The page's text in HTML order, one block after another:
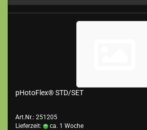
pHotoFlex® STD/SET
Art.Nr.: 251205
Lieferzeit:
ca. 1 Woche